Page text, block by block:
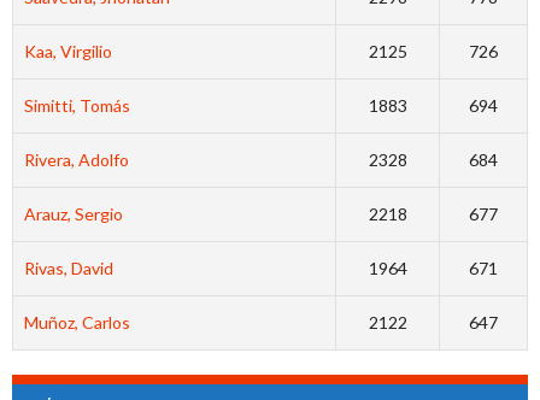
Kaa, Virgilio 2125 726
Simitti, Tomás 1883 694
Rivera, Adolfo 2328 684
Arauz, Sergio 2218 677
Rivas, David 1964 671
Muñoz, Carlos 2122 647